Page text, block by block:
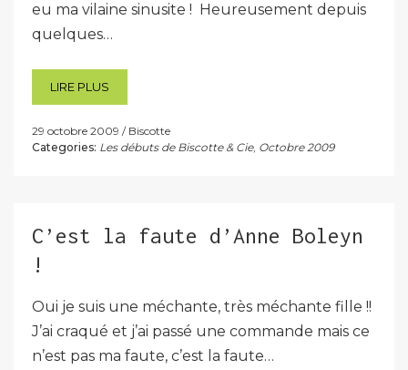
eu ma vilaine sinusite ! Heureusement depuis
quelques…
LIRE PLUS
29 octobre 2009
Biscotte
Categories: Les débuts de Biscotte & Cie, Octobre 2009
C’est la faute d’Anne Boleyn
!
Oui je suis une méchante, très méchante fille !!
J’ai craqué et j’ai passé une commande mais ce
n’est pas ma faute, c’est la faute…